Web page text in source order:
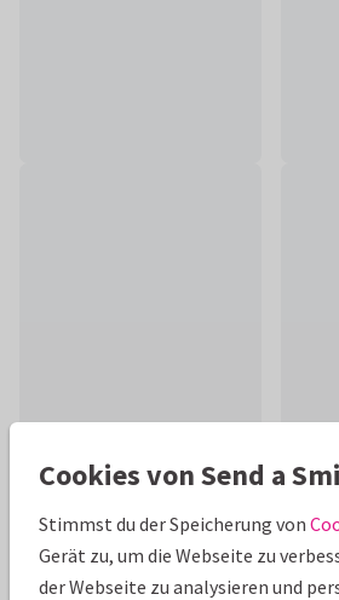
Schöne Extras zu deiner
Cookies von Send a
Stimmst du der Speicherung von
Gerät zu, um die Webseite zu
der Webseite zu analysieren und